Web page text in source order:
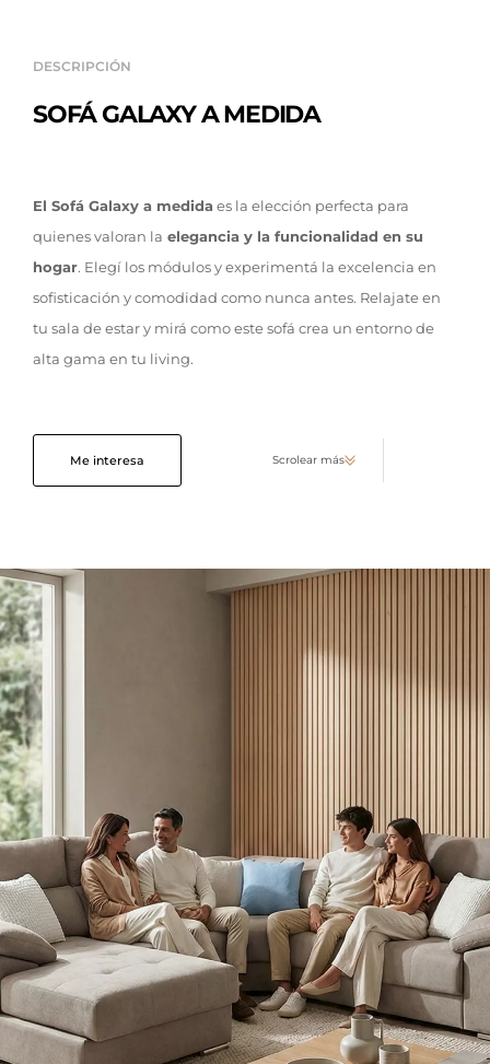
DESCRIPCIÓN
SOFÁ GALAXY A MEDIDA
El Sofá Galaxy a medida es la elección perfecta para
quienes valoran la elegancia y la funcionalidad en su
hogar. Elegí los módulos y experimentá la excelencia en
sofisticación y comodidad como nunca antes. Relajate en
tu sala de estar y mirá como este sofá crea un entorno de
alta gama en tu living.
Me interesa Scrolear más